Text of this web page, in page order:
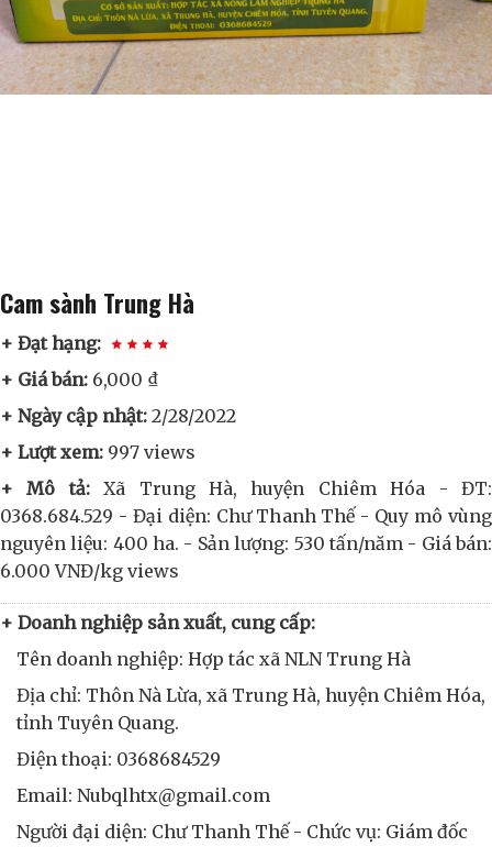
Cam sành Trung Hà
+ Đạt hạng:
+ Giá bán: 6,000 ₫
+ Ngày cập nhật: 2/28/2022
+ Lượt xem: 997 views
+ Mô tả:Xã Trung Hà, huyện Chiêm Hóa - ĐT:
0368.684.529 - Đại diện: Chư Thanh Thế - Quy mô vùng
nguyên liệu: 400 ha. - Sản lượng: 530 tấn/năm - Giá bán:
6.000 VNĐ/kg views
+ Doanh nghiệp sản xuất, cung cấp:
Tên doanh nghiệp: Hợp tác xã NLN Trung Hà
Địa chỉ: Thôn Nà Lừa, xã Trung Hà, huyện Chiêm Hóa,
tỉnh Tuyên Quang.
Điện thoại: 0368684529
Email: Nubqlhtx@gmail.com
Người đại diện: Chư Thanh Thế - Chức vụ: Giám đốc